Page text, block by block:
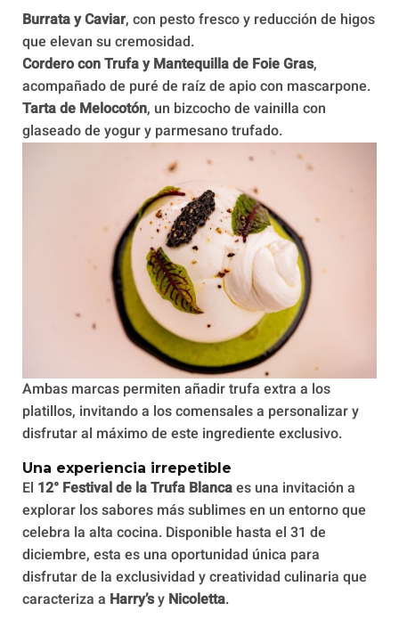
Burrata y Caviar, con pesto fresco y reducción de higos
que elevan su cremosidad.
Cordero con Trufa y Mantequilla de Foie Gras,
acompañado de puré de raíz de apio con mascarpone.
Tarta de Melocotón, un bizcocho de vainilla con
glaseado de yogur y parmesano trufado.
Ambas marcas permiten añadir trufa extra a los
platillos, invitando a los comensales a personalizar y
disfrutar al máximo de este ingrediente exclusivo.
Una experiencia irrepetible
El 12° Festival de la Trufa Blancaes una invitación a
explorar los sabores más sublimes en un entorno que
celebra la alta cocina. Disponible hasta el 31 de
diciembre, esta es una oportunidad única para
disfrutar de la exclusividad y creatividad culinaria que
caracteriza a Harry’sy Nicoletta.